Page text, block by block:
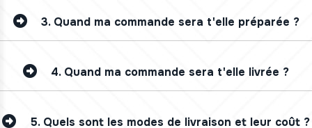
3. Quand ma commande sera t'elle préparée ?
4. Quand ma commande sera t'elle livrée ?
5. Quels sont les modes de livraison et leur coût ?